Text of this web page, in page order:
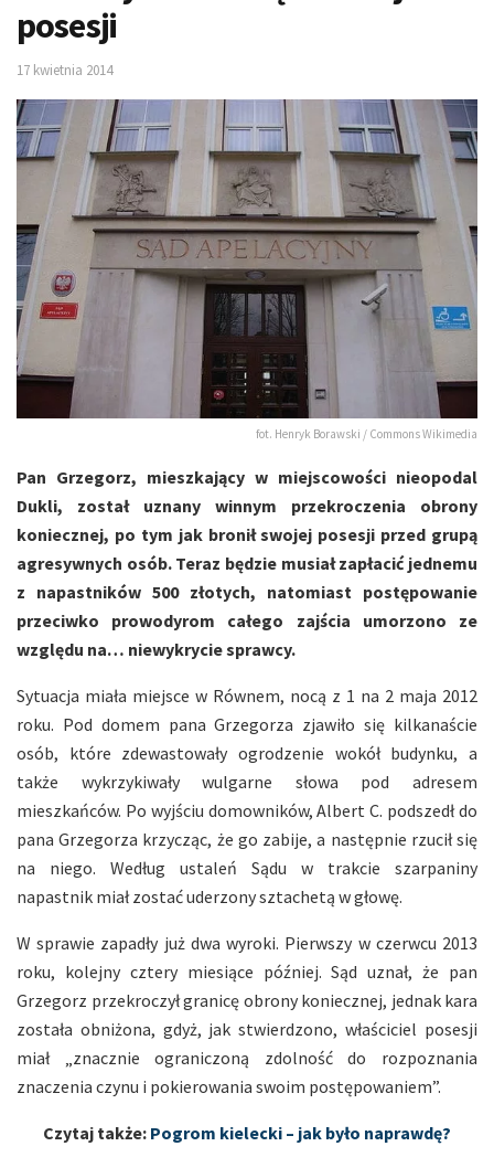
posesji
17 kwietnia 2014
fot. Henryk Borawski / Commons Wikimedia
Pan Grzegorz, mieszkający w miejscowości nieopodal
Dukli, został uznany winnym przekroczenia obrony
koniecznej, po tym jak bronił swojej posesji przed grupą
agresywnych osób. Teraz będzie musiał zapłacić jednemu
z napastników 500 złotych, natomiast postępowanie
przeciwko prowodyrom całego zajścia umorzono ze
względu na… niewykrycie sprawcy.
Sytuacja miała miejsce w Równem, nocą z 1 na 2 maja 2012
roku. Pod domem pana Grzegorza zjawiło się kilkanaście
osób, które zdewastowały ogrodzenie wokół budynku, a
także wykrzykiwały wulgarne słowa pod adresem
mieszkańców. Po wyjściu domowników, Albert C. podszedł do
pana Grzegorza krzycząc, że go zabije, a następnie rzucił się
na niego. Według ustaleń Sądu w trakcie szarpaniny
napastnik miał zostać uderzony sztachetą w głowę.
W sprawie zapadły już dwa wyroki. Pierwszy w czerwcu 2013
roku, kolejny cztery miesiące później. Sąd uznał, że pan
Grzegorz przekroczył granicę obrony koniecznej, jednak kara
została obniżona, gdyż, jak stwierdzono, właściciel posesji
miał „znacznie ograniczoną zdolność do rozpoznania
znaczenia czynu i pokierowania swoim postępowaniem”.
Czytaj także: Pogrom kielecki – jak było naprawdę?